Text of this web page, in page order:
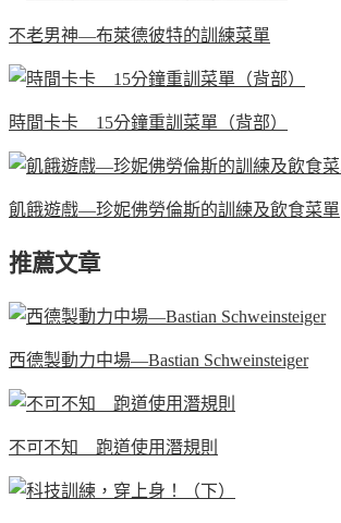
不老男神—布萊德彼特的訓練菜單
時間卡卡 15分鐘重訓菜單（背部）
飢餓遊戲—珍妮佛勞倫斯的訓練及飲食菜單
推薦文章
西德製動力中場—Bastian Schweinsteiger
不可不知 跑道使用潛規則